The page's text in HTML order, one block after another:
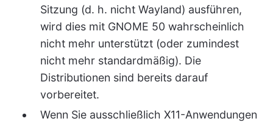
Sitzung (d. h. nicht Wayland) ausführen,
wird dies mit GNOME 50 wahrscheinlich
nicht mehr unterstützt (oder zumindest
nicht mehr standardmäßig). Die
Distributionen sind bereits darauf
vorbereitet.
Wenn Sie ausschließlich X11-Anwendungen